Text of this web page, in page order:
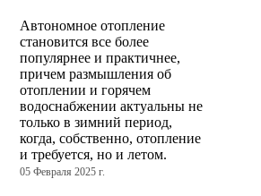
Автономное отопление
становится все более
популярнее и практичнее,
причем размышления об
отоплении и горячем
водоснабжении актуальны не
только в зимний период,
когда, собственно, отопление
и требуется, но и летом.
05 Февраля 2025 г.